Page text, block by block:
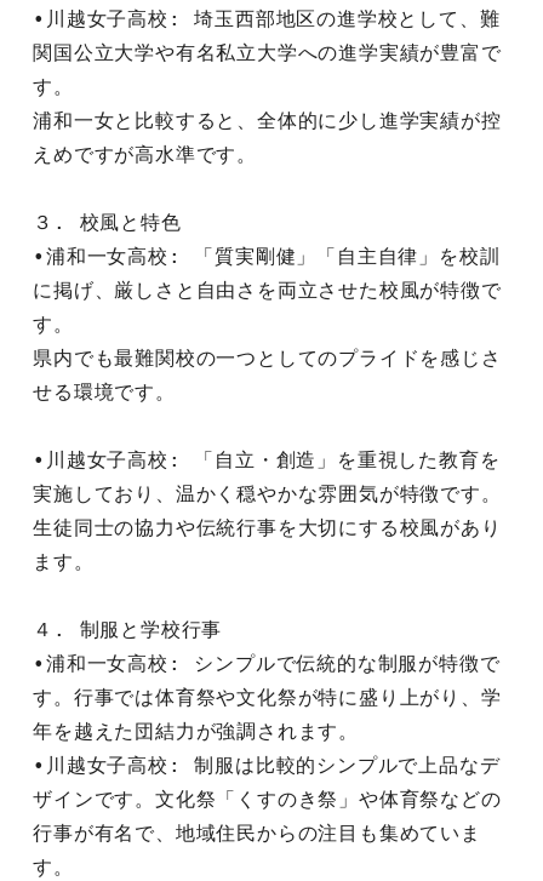
•川越女子高校: 埼玉西部地区の進学校として、難
関国公立大学や有名私立大学への進学実績が豊富で
す。
浦和一女と比較すると、全体的に少し進学実績が控
えめですが高水準です。
３. 校風と特色
•浦和一女高校: 「質実剛健」「自主自律」を校訓
に掲げ、厳しさと自由さを両立させた校風が特徴で
す。
県内でも最難関校の一つとしてのプライドを感じさ
せる環境です。
•川越女子高校: 「自立・創造」を重視した教育を
実施しており、温かく穏やかな雰囲気が特徴です。
生徒同士の協力や伝統行事を大切にする校風があり
ます。
４. 制服と学校行事
•浦和一女高校: シンプルで伝統的な制服が特徴で
す。行事では体育祭や文化祭が特に盛り上がり、学
年を越えた団結力が強調されます。
•川越女子高校: 制服は比較的シンプルで上品なデ
ザインです。文化祭「くすのき祭」や体育祭などの
行事が有名で、地域住民からの注目も集めていま
す。